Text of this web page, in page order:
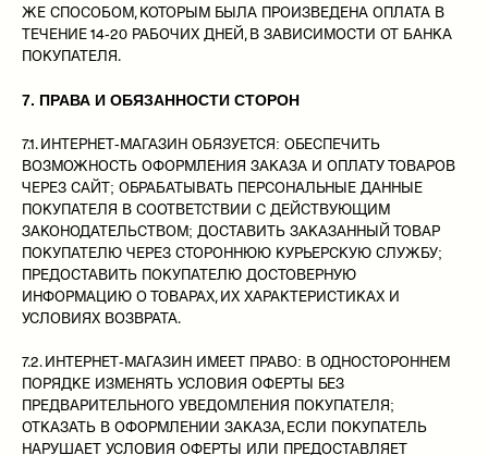
ЖЕ СПОСОБОМ, КОТОРЫМ БЫЛА ПРОИЗВЕДЕНА ОПЛАТА В
ТЕЧЕНИЕ 14-20 РАБОЧИХ ДНЕЙ, В ЗАВИСИМОСТИ ОТ БАНКА
ПОКУПАТЕЛЯ.
7. ПРАВА И ОБЯЗАННОСТИ СТОРОН
7.1. ИНТЕРНЕТ-МАГАЗИН ОБЯЗУЕТСЯ: ОБЕСПЕЧИТЬ
ВОЗМОЖНОСТЬ ОФОРМЛЕНИЯ ЗАКАЗА И ОПЛАТУ ТОВАРОВ
ЧЕРЕЗ САЙТ; ОБРАБАТЫВАТЬ ПЕРСОНАЛЬНЫЕ ДАННЫЕ
ПОКУПАТЕЛЯ В СООТВЕТСТВИИ С ДЕЙСТВУЮЩИМ
ЗАКОНОДАТЕЛЬСТВОМ; ДОСТАВИТЬ ЗАКАЗАННЫЙ ТОВАР
ПОКУПАТЕЛЮ ЧЕРЕЗ СТОРОННЮЮ КУРЬЕРСКУЮ СЛУЖБУ;
ПРЕДОСТАВИТЬ ПОКУПАТЕЛЮ ДОСТОВЕРНУЮ
ИНФОРМАЦИЮ О ТОВАРАХ, ИХ ХАРАКТЕРИСТИКАХ И
УСЛОВИЯХ ВОЗВРАТА.
7.2. ИНТЕРНЕТ-МАГАЗИН ИМЕЕТ ПРАВО: В ОДНОСТОРОННЕМ
ПОРЯДКЕ ИЗМЕНЯТЬ УСЛОВИЯ ОФЕРТЫ БЕЗ
ПРЕДВАРИТЕЛЬНОГО УВЕДОМЛЕНИЯ ПОКУПАТЕЛЯ;
ОТКАЗАТЬ В ОФОРМЛЕНИИ ЗАКАЗА, ЕСЛИ ПОКУПАТЕЛЬ
НАРУШАЕТ УСЛОВИЯ ОФЕРТЫ ИЛИ ПРЕДОСТАВЛЯЕТ